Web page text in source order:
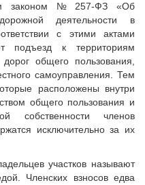
законом № 257-ФЗ «Об
деятельности в
с этими актами
подъезд к территориям
общего пользования,
самоуправления. Тем
расположены внутри
общего пользования и
собственности членов
исключительно за их
участков называют
Членских взносов едва